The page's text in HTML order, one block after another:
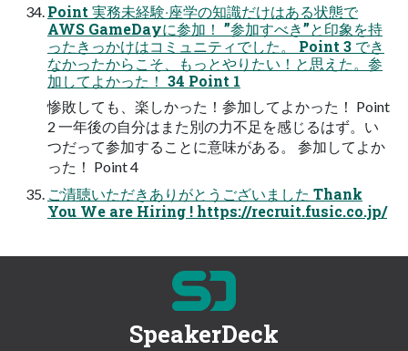
Point 実務未経験‧座学の知識だけはある状態で
AWS GameDayに参加！ ”参加すべき”と印象を持
ったきっかけはコミュニティでした。 Point 3 でき
なかったからこそ、もっとやりたい！と思えた。参
加してよかった！ 34 Point 1
惨敗しても、楽しかった！参加してよかった！ Point
2 ⼀年後の⾃分はまた別の⼒不⾜を感じるはず。い
つだって参加することに意味がある。 参加してよか
った！ Point 4
ご清聴いただきありがとうございました Thank
You We are Hiring ! https://recruit.fusic.co.jp/
SpeakerDeck